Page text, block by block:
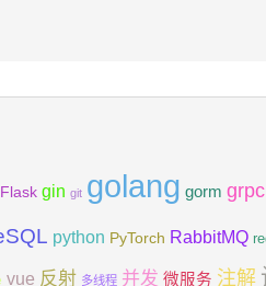
Flask gin git golang gorm grpc
python PyTorch RabbitMQ
vue 反射 多线程 并发 微服务 注解